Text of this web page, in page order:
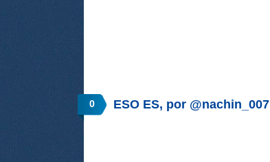
0 ESO ES, por @nachin_007